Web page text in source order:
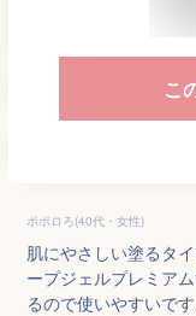
こ
ポポロろ(40代・女性)
肌にやさしい塗るタ
ープジェルプレミア
るので使いやすいです